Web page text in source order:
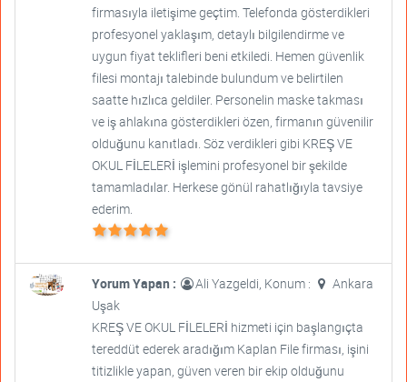
firmasıyla iletişime geçtim. Telefonda gösterdikleri
profesyonel yaklaşım, detaylı bilgilendirme ve
uygun fiyat teklifleri beni etkiledi. Hemen güvenlik
filesi montajı talebinde bulundum ve belirtilen
saatte hızlıca geldiler. Personelin maske takması
ve iş ahlakına gösterdikleri özen, firmanın güvenilir
olduğunu kanıtladı. Söz verdikleri gibi KREŞ VE
OKUL FİLELERİ işlemini profesyonel bir şekilde
tamamladılar. Herkese gönül rahatlığıyla tavsiye
ederim.
Yorum Yapan : Ali Yazgeldi, Konum :
Ankara
Uşak
KREŞ VE OKUL FİLELERİ hizmeti için başlangıçta
tereddüt ederek aradığım Kaplan File firması, işini
titizlikle yapan, güven veren bir ekip olduğunu